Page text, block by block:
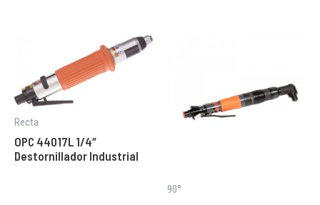
Recta
OPC 44017L 1/4″
Destornillador Industrial
90°